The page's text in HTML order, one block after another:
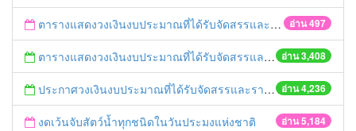
อ่าน 497
ตารางแสดงวงเงินงบประมาณที่ได้รับจัดสรรและราคากลาง(ตู้อบรมควันแบบใช้เชื้อเพลิง)ตามโครงการพัฒนาการผลิต แปรรูป และเชื่อมโยงตลาดสินค้าเกษตรปลอดภัยที่มีศักยภาพการตลาด
อ่าน 3,408
ตารางแสดงวงเงินงบประมาณที่ได้รับจัดสรรและราคากลาง(อาหารสัตว์)ตามโครงการพัฒนาการผลิต แปรรูป และเชื่อมโยงตลาดสินค้าเกษตรปลอดภัยที่มีศักยภาพการตลาด
อ่าน 4,236
ประกาศวงเงินงบประมาณที่ได้รับจัดสรรและราคากลางในการจัดซื้อจัดจ้าง โครงการพัฒนาการผลิต แปรรูป และเชื่อมโยงตลาดสินค้าเกษตรปลอดภัยที่มีศักยภาพการตลาด
อ่าน 5,184
งดเว้นจับสัตว์น้ำทุกชนิดในวันประมงแห่งชาติ